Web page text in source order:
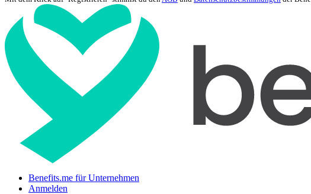
Benefits.me für Unternehmen
Anmelden